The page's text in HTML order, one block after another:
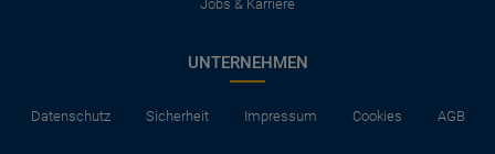
Jobs & Karriere
UNTERNEHMEN
Datenschutz Sicherheit Impressum Cookies AGB